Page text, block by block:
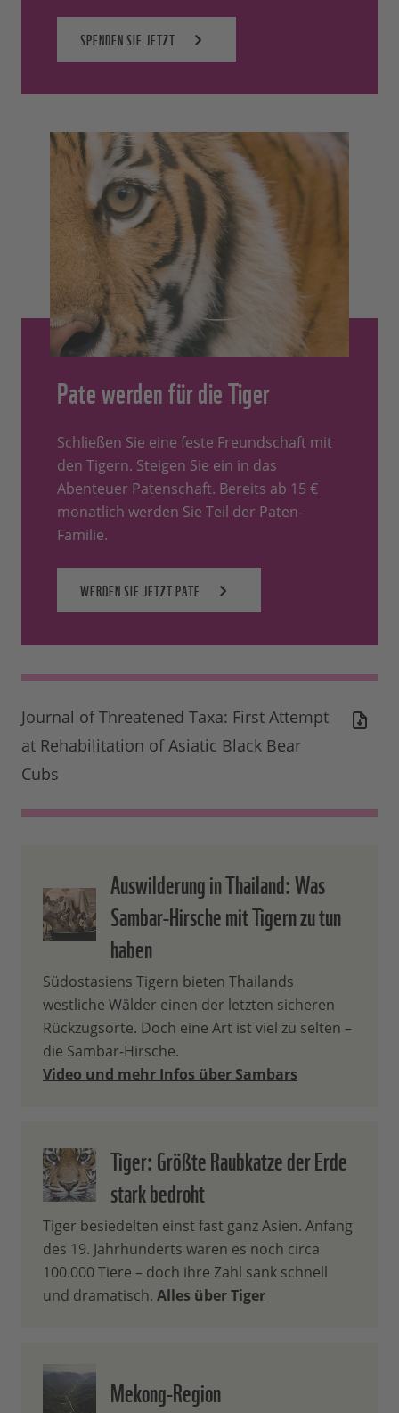
SPENDEN SIE JETZT
Pate werden für die Tiger
Schließen Sie eine feste Freundschaft mit
den Tigern. Steigen Sie ein in das
Abenteuer Patenschaft. Bereits ab 15 €
monatlich werden Sie Teil der Paten-
Familie.
WERDEN SIE JETZT PATE
Journal of Threatened Taxa: First Attempt
at Rehabilitation of Asiatic Black Bear
Cubs
Auswilderung in Thailand: Was
Sambar-Hirsche mit Tigern zu tun
haben
Südostasiens Tigern bieten Thailands
westliche Wälder einen der letzten sicheren
Rückzugsorte. Doch eine Art ist viel zu selten –
die Sambar-Hirsche.
Video und mehr Infos über Sambars
Tiger: Größte Raubkatze der Erde
stark bedroht
Tiger besiedelten einst fast ganz Asien. Anfang
des 19. Jahrhunderts waren es noch circa
100.000 Tiere – doch ihre Zahl sank schnell
und dramatisch. Alles über Tiger
Mekong-Region